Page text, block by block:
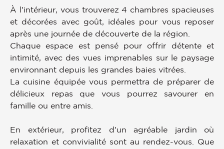
À l'intérieur, vous trouverez 4 chambres spacieuses
et décorées avec goût, idéales pour vous reposer
après une journée de découverte de la région.
Chaque espace est pensé pour offrir détente et
intimité, avec des vues imprenables sur le paysage
environnant depuis les grandes baies vitrées.
La cuisine équipée vous permettra de préparer de
délicieux repas que vous pourrez savourer en
famille ou entre amis.
En extérieur, profitez d'un agréable jardin où
relaxation et convivialité sont au rendez-vous. Que